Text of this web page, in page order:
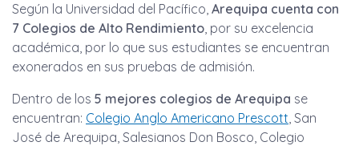
Según la Universidad del Pacífico, Arequipa cuenta con
7 Colegios de Alto Rendimiento, por su excelencia
académica, por lo que sus estudiantes se encuentran
exonerados en sus pruebas de admisión.
Dentro de los 5 mejores colegios de Arequipa se
encuentran: Colegio Anglo Americano Prescott, San
José de Arequipa, Salesianos Don Bosco, Colegio